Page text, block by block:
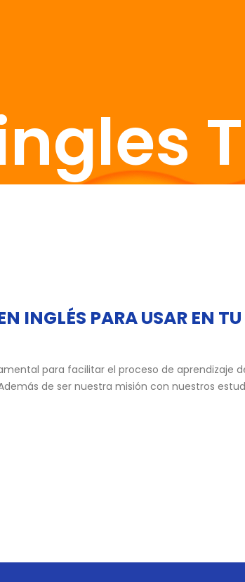
INGLÉS PARA USAR EN
para facilitar el proceso de aprendizaje
de ser nuestra misión con nuestros